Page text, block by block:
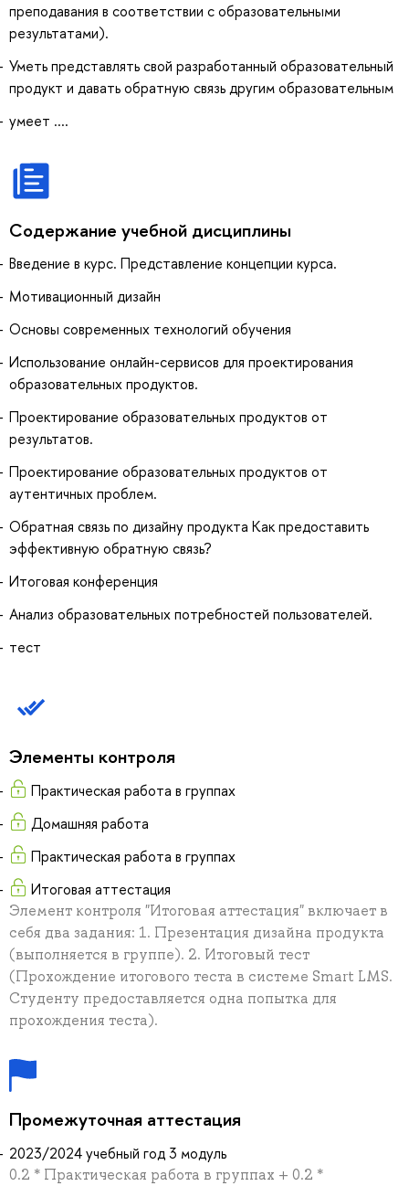
преподавания в соответствии с образовательными
результатами).
Уметь представлять свой разработанный образовательный
продукт и давать обратную связь другим образовательным
умеет ....
Содержание учебной дисциплины
Введение в курс. Представление концепции курса.
Мотивационный дизайн
Основы современных технологий обучения
Использование онлайн-сервисов для проектирования
образовательных продуктов.
Проектирование образовательных продуктов от
результатов.
Проектирование образовательных продуктов от
аутентичных проблем.
Обратная связь по дизайну продукта Как предоставить
эффективную обратную связь?
Итоговая конференция
Анализ образовательных потребностей пользователей.
тест
Элементы контроля
Практическая работа в группах
Домашняя работа
Практическая работа в группах
Итоговая аттестация
Элемент контроля "Итоговая аттестация" включает в
себя два задания: 1. Презентация дизайна продукта
(выполняется в группе). 2. Итоговый тест
(Прохождение итогового теста в системе Smart LMS.
Студенту предоставляется одна попытка для
прохождения теста).
Промежуточная аттестация
2023/2024 учебный год 3 модуль
0.2 * Практическая работа в группах + 0.2 *